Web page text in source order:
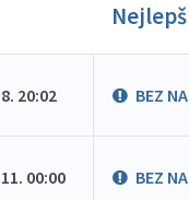
20:02 BEZ
00:00 BEZ